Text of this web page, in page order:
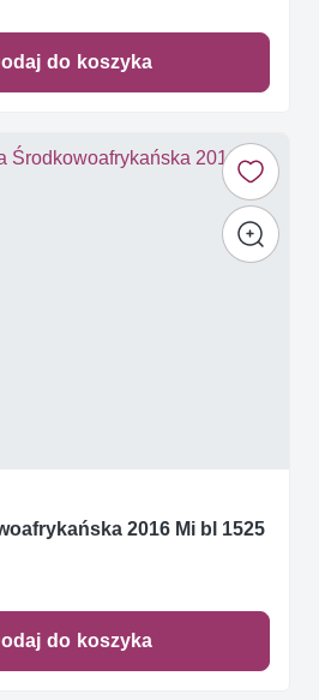
do koszyka
2016 Mi bl 1525
do koszyka